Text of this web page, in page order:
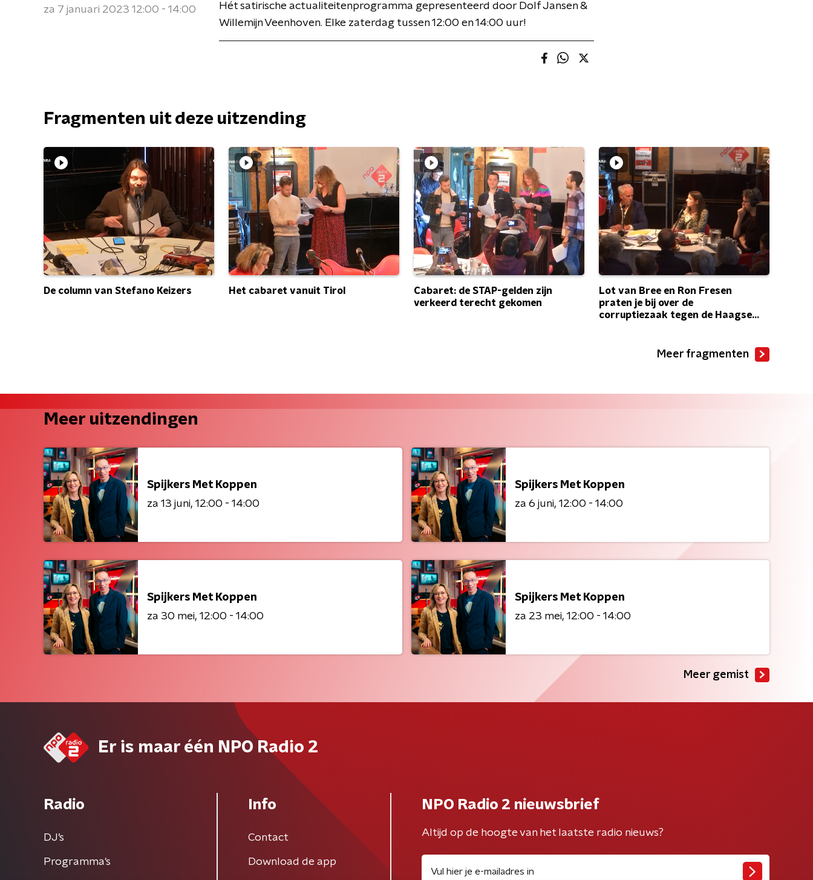
za 7 januari 2023 12:00 - 14:00
Hét satirische actualiteitenprogramma gepresenteerd door Dolf Jansen &
Willemijn Veenhoven. Elke zaterdag tussen 12:00 en 14:00 uur!
Fragmenten uit deze uitzending
De column van Stefano Keizers Het cabaret vanuit Tirol
Cabaret: de STAP-gelden zijn
verkeerd terecht gekomen
Lot van Bree en Ron Fresen
praten je bij over de
corruptiezaak tegen de Haagse
Meer fragmenten
Meer uitzendingen
Spijkers Met Koppen
za 13 juni 12:00 - 14:00
Spijkers Met Koppen
za 6 juni 12:00 - 14:00
Spijkers Met Koppen
za 30 mei 12:00 - 14:00
Spijkers Met Koppen
za 23 mei 12:00 - 14:00
Meer gemist
Er is maar één NPO Radio 2
Radio
DJ’s
Programma's
Info
Contact
Download de app
NPO Radio 2 nieuwsbrief
Altijd op de hoogte van het laatste radio nieuws?